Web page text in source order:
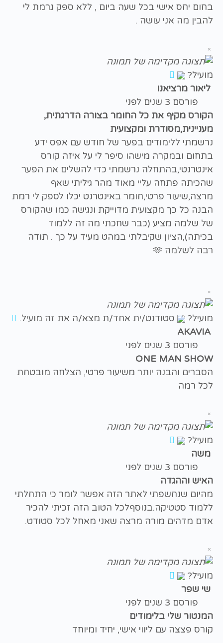
בחום יחס אישי בכל שעה ביום , ללא ספק גרמת לי
להבין מה אני עושה .
×
מועיל?
ליאור מרציאנו
פורסם 3 שנים לפני
הקורס מקיף ‏את כל החומר בצורה הדרגתית,
מעניינית,מסודרת ומקצועית
נרשמתי ללימודים בפער של חודש עם אפס ידע
בתחום ובמקרה מישהו סיפר לי על איזה קורס
אינטרנטי,בהתחלה נרשמתי כדי להשלים את הפער
שהכיתה פתחה עליי מאוד מהר גיליתי שאף
מרצה,שיעור פרטי,חומר באינטרנט יכלו לספק לי רמת
הבנה כל כך מקצועית מדוייקת ונגישה כמו שהקורס
של שלמה מציע (כבר שחכתי מה זה ללמוד
בכיתה),הציון שקיבלתי במהט מעיד על כך . תודה
רבה לשלמה 🫶
×
מועיל?
סטודנט/ית אחד/ת מצא/ה את זה מועיל.
AKAVIA
פורסם 3 שנים לפני
ONE MAN SHOW
הסברים והבנה יותר משיעור פרטי, הצלחה מובטחת
לכל רמה
×
מועיל?
משה
פורסם 3 שנים לפני
האיש וההגדה
מהיום שנחשפתי לאתר הזה אפשר לומר כי התחלתי
ללמוד סטטיקה.בנוסףלכל הטוב הזה זכיתי להכיר
אדם מדהים מורה מרצה שאני מאחל לכל סטודט.
×
מועיל?
שי שפר
פורסם 3 שנים לפני
המנטור שלי בלימודים
קורס פצצה עם ליווי אישי, יחיד ומיוחד